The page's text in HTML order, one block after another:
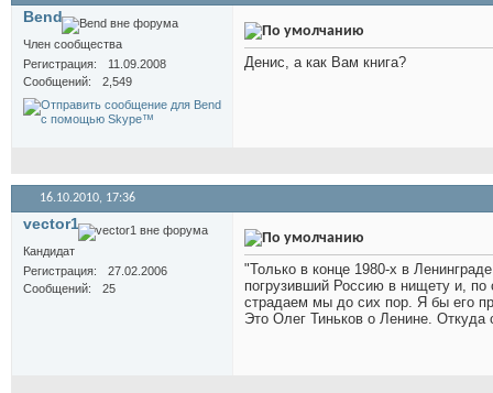
Bend
Член сообщества
Регистрация
11.09.2008
Сообщений
2,549
Денис, а как Вам книга?
16.10.2010, 17:36
vector1
Кандидат
Регистрация
27.02.2006
Сообщений
25
"Только в конце 1980-х в
погрузивший Россию в нищету и, по
страдаем мы до сих пор. Я бы его
Это Олег Тиньков о Ленине. Откуда